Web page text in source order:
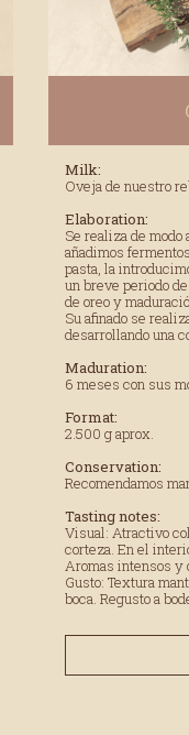
Milk:
Oveja de nuestro
Elaboration:
Se realiza de modo
añadimos
pasta, la
un breve periodo
de oreo y
Su afinado se
desarrollando una
Maduration:
6 meses con sus
Format:
2.500 g aprox.
Conservation:
Recomendamos
Tasting notes:
Visual: Atractivo
corteza. En el
Aromas intensos y
Gusto: Textura
boca. Regusto a